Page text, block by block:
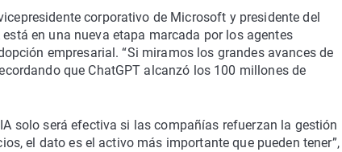
corporativo de Microsoft y presidente del
en una nueva etapa marcada por los agentes
empresarial. “Si miramos los grandes avances de
que ChatGPT alcanzó los 100 millones de
solo será efectiva si las compañías refuerzan la gestión
el dato es el activo más importante que pueden tener”,